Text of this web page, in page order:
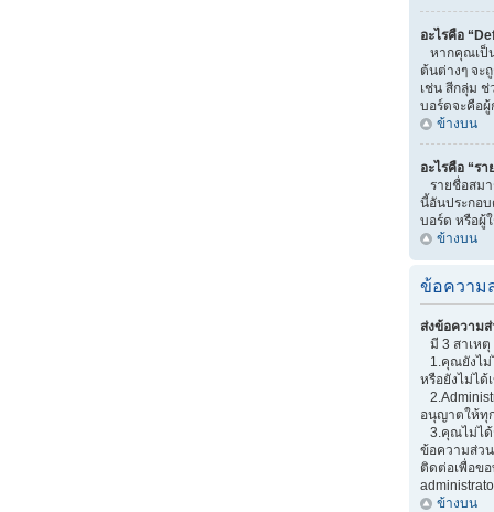
อะไรคือ
หากคุณเป็
ต้นต่างๆ จะ
เช่น สีกลุ่ม
บอร์ดจะคือ
ข้างบน
อะไรคือ “ร
รายชื่อสม
นี้อันประกอ
บอร์ด หรือผู้
ข้างบน
ข้อความ
ส่งข้อความ
มี 3 สาเหตุ
1.คุณยังไม่
หรือยังไม่ได้
อนุญาตให้ทุ
3.คุณไม่ไ
ข้อความส่ว
ติดต่อเพื่อข
ข้างบน